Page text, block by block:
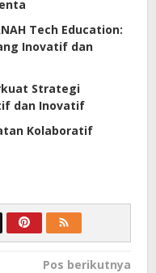
Tech Education:
Inovatif dan
Strategi
dan Inovatif
Kolaboratif
Pos berikutnya